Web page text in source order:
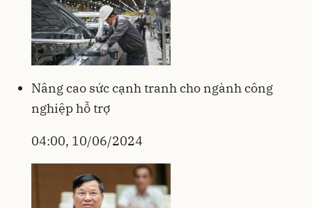
Nâng cao sức cạnh tranh cho ngành công
nghiệp hỗ trợ
04:00, 10/06/2024